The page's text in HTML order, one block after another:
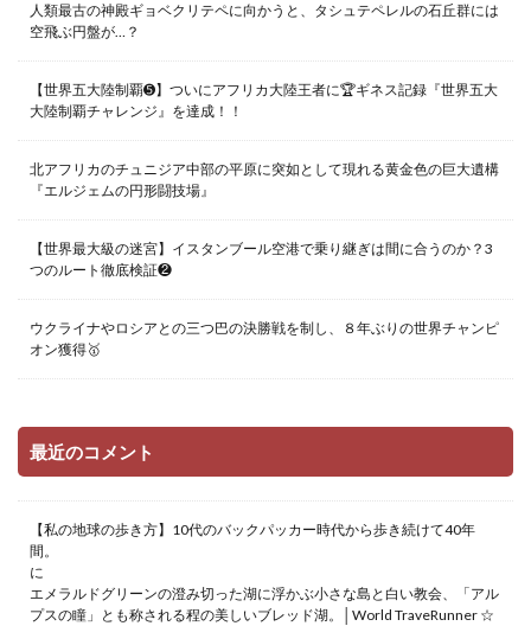
人類最古の神殿ギョベクリテペに向かうと、タシュテペレルの石丘群には
空飛ぶ円盤が…？
【世界五大陸制覇➎】ついにアフリカ大陸王者に🏆ギネス記録『世界五大
大陸制覇チャレンジ』を達成！！
北アフリカのチュニジア中部の平原に突如として現れる黄金色の巨大遺構
『エルジェムの円形闘技場』
【世界最大級の迷宮】イスタンブール空港で乗り継ぎは間に合うのか？3
つのルート徹底検証❷
ウクライナやロシアとの三つ巴の決勝戦を制し、８年ぶりの世界チャンピ
オン獲得🥇
最近のコメント
【私の地球の歩き方】10代のバックパッカー時代から歩き続けて40年
間。
に
エメラルドグリーンの澄み切った湖に浮かぶ小さな島と白い教会、「アル
プスの瞳」とも称される程の美しいブレッド湖。│World TraveRunner ☆